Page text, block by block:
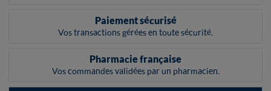
Paiement sécurisé
Vos transactions gérées en toute sécurité.
Pharmacie française
Vos commandes validées par un pharmacien.